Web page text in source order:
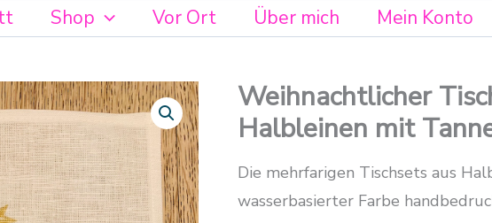
Shop Vor Ort Über mich Mein Konto
Weihnachtlicher
Halbleinen mit
Die mehrfarigen Tischsets aus
wasserbasierter Farbe
Weihnachtlicher
Tischset
aus
Halbleinen
Tannenbaum
Menge